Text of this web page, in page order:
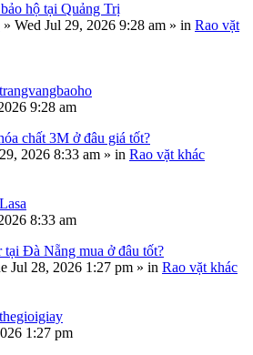
hộ tại Quảng Trị
» Wed Jul 29, 2026 9:28 am » in Rao vặt
trangvangbaoho
9:28 am
chất 3M ở đâu giá tốt?
2026 8:33 am » in Rao vặt khác
Lasa
8:33 am
tại Đà Nẵng mua ở đâu tốt?
Jul 28, 2026 1:27 pm » in Rao vặt khác
thegioigiay
1:27 pm